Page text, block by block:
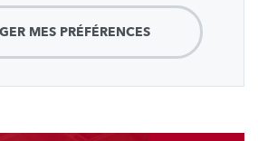
MES PRÉFÉRENCES